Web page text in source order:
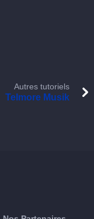
Autres tutoriels
Telmore Musik